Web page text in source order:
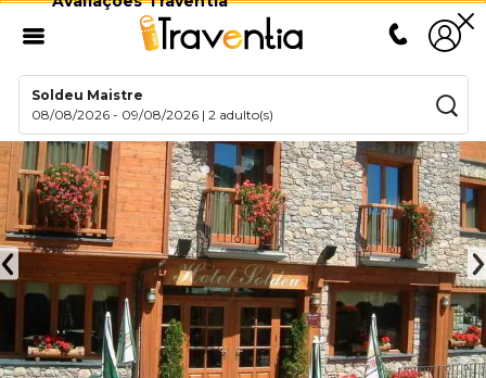
Soldeu Maistre
08/08/2026 - 09/08/2026 |2 adulto(s)